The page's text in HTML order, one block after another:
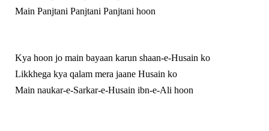
Main Panjtani Panjtani Panjtani hoon
Kya hoon jo main bayaan karun shaan-e-Husain ko
Likkhega kya qalam mera jaane Husain ko
Main naukar-e-Sarkar-e-Husain ibn-e-Ali hoon